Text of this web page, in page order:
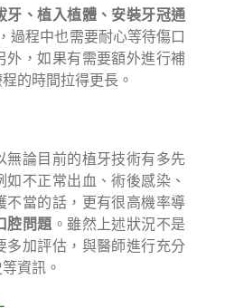
牙、植入植體、安裝牙冠通
，過程中也需要耐心等待傷口
外，如果有需要額外進行補
的時間拉得更長。
無論目前的植牙技術有多先
不正常出血、術後感染、
不當的話，更有很高機率導
腔問題 。雖然上述狀況不是
多加評估，與醫師進行充分
資訊。